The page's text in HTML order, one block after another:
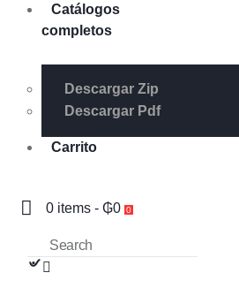
Catálogos
completos
Descargar Zip
Descargar Pdf
Carrito
0 items - ₲0 0